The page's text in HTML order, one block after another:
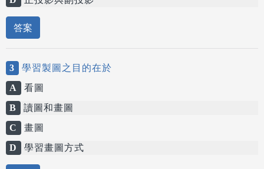
答案
3
學習製圖之目的在於
A
看圖
B
讀圖和畫圖
C
畫圖
D
學習畫圖方式